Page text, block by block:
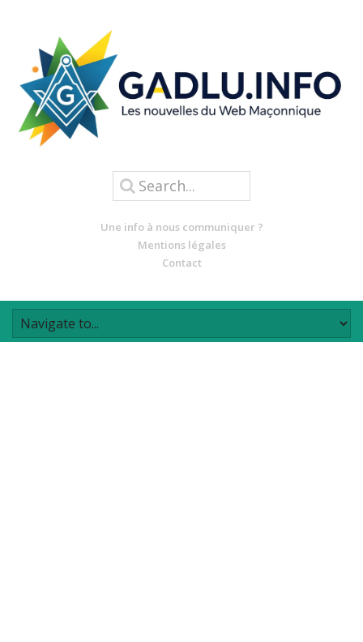
Une info à nous communiquer ?
Mentions légales
Contact